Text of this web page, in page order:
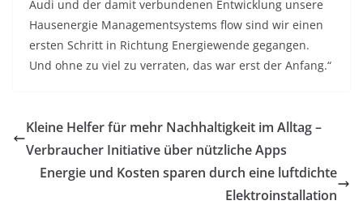
Audi und der damit verbundenen Entwicklung unsere
Hausenergie Managementsystems flow sind wir einen
ersten Schritt in Richtung Energiewende gegangen.
Und ohne zu viel zu verraten, das war erst der Anfang.“
Kleine Helfer für mehr Nachhaltigkeit im Alltag –
Verbraucher Initiative über nützliche Apps
Energie und Kosten sparen durch eine luftdichte
Elektroinstallation